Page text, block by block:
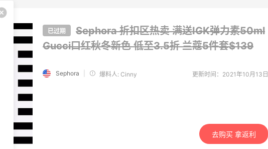
已过期
Sephora 折扣区热卖 满送IGK弹力素50ml
Gucci口红秋冬新色低至3.5折 兰蔻5件套$139
Sephora 爆料人: Cinny 更新时间：2021年10月13日
去购买 拿返利